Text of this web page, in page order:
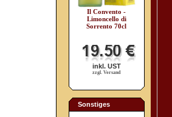
Il Convento -
Limoncello di
Sorrento 70cl
inkl. UST
zzgl. Versand
Sonstiges